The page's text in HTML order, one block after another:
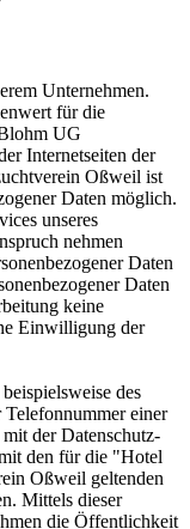
Unternehmen.
für die
UG
Internetseiten der
Oßweil ist
Daten möglich.
unseres
nehmen
Daten
Daten
keine
Einwilligung der
des
einer
der Datenschutz-
den für die "Hotel
Oßweil geltenden
Mittels dieser
die Öffentlichkeit